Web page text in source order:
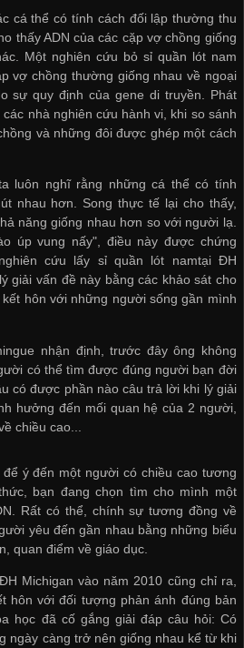
cá thể có tính cách đối lập thường thu
thấy ADN của các cặp vợ chồng giống
Một nghiên cứu bỏ sỉ quần lót nam
vợ chồng thường giống nhau về ngoại
sự quy định của gene di truyền. Phát
nhà nghiên cứu hành vi, khi so sánh
và những đôi được ghép một cách
luôn nghĩ rằng những cá thể có tính
nhau hơn. Song thực tế lại cho thấy,
năng giống nhau hơn so với người lạ.
úp vung nấy", điều này được chứng
cứu lấy sỉ quần lót namtại ĐH
giải vấn đề này bằng các khảo sát cho
hôn với những người sống gần mình
nhận định, trước đây ông không
có thể tìm được đúng người bạn đời
có được phần nào câu trả lời khi lý giải
hưởng đến mối quan hệ của 2 người,
chiều cao...
ý đến một người có chiều cao tương
bạn đang chọn tìm cho mình một
Rất có thể, chính sự tương đồng về
yêu đến gần nhau bằng những biểu
quan điểm về giáo dục.
Michigan vào năm 2010 cũng chỉ ra,
hôn với đối tượng phản ánh đúng bản
học đã cố gắng giải đáp câu hỏi: Có
ngày càng trở nên giống nhau kể từ khi